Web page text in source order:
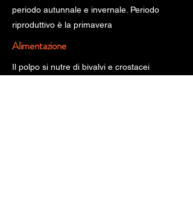
periodo autunnale e invernale. Periodo
riproduttivo è la primavera
Alimentazione
Il polpo si nutre di bivalvi e crostacei